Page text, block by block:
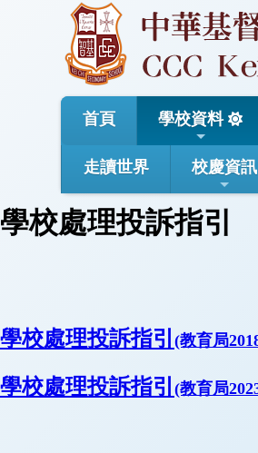
首頁 學校資料
走讀世界 校慶資訊
學校處理投訴指引